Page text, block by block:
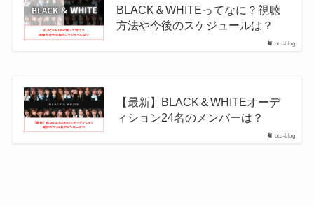
oto-blog
BLACK＆WHITEってなに？視聴
方法や今後のスケジュールは？
oto-blog
【最新】BLACK＆WHITEオーデ
ィション24名のメンバーは？